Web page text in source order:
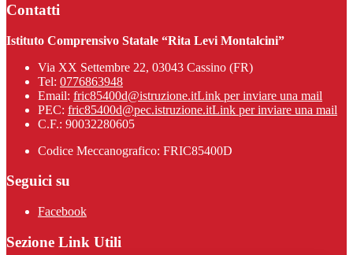
Contatti
Istituto Comprensivo Statale “Rita Levi Montalcini”
Via XX Settembre 22, 03043 Cassino (FR)
Tel: 0776863948
Email: fric85400d@istruzione.itLink per inviare una mail
PEC: fric85400d@pec.istruzione.itLink per inviare una mail
C.F.: 90032280605
Codice Meccanografico: FRIC85400D
Seguici su
Facebook
Sezione Link Utili